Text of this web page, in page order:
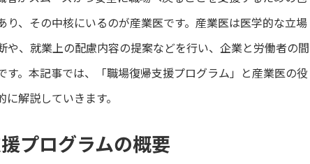
り、その中核にいるのが産業医です。産業医は医学的な立場
や、就業上の配慮内容の提案などを行い、企業と労働者の間
す。本記事では、「職場復帰支援プログラム」と産業医の役
解説していきます。
プログラムの概要